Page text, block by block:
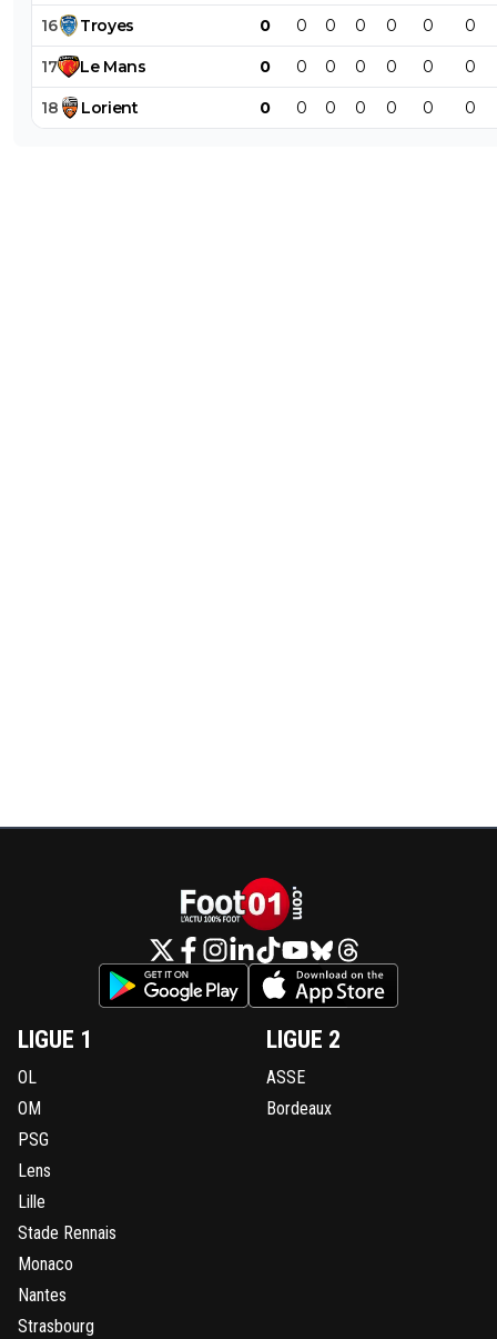
16 Troyes 0 0 0 0 0 0 0
17 Le Mans 0 0 0 0 0 0 0
18 Lorient 0 0 0 0 0 0 0
LIGUE 1
OL
OM
PSG
Lens
Lille
Stade Rennais
Monaco
Nantes
Strasbourg
LIGUE 2
ASSE
Bordeaux